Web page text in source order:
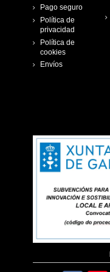
Pago seguro
Política de
privacidad
Política de
cookies
Envíos